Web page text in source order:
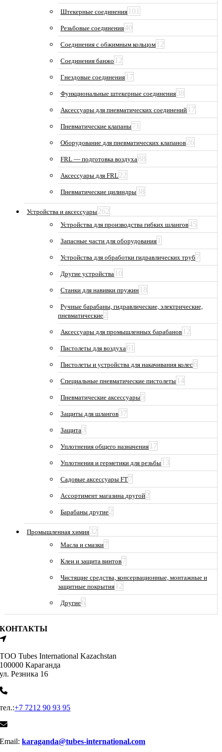
Штекерные соединения 101
Резьбовые соединения40
Соединения с обжимным кольцом 12
Соединения банжо 12
Гнездовые соединения 17
Функциональные штекерные соединения38
Аксессуары для пневматических соединений 17
Пневматические клапаны71
Оборудование для пневматических клапанов26
FRL — подготовка воздуха88
Аксессуары для FRL22
Пневматические цилиндры38
Устройства и аксессуары262
Устройства для производства гибких шлангов45
Запасные части для оборудования 1
Устройства для обработки гидравлических труб 7
Другие устройства 10
Станки для навивки пружин 18
Ручные барабаны, гидравлические, электрические,
пневматические2
Аксессуары для промышленных барабанов 12
Пистолеты для воздуха61
Пистолеты и устройства для накачивания колес6
Специальные пневматические пистолеты 14
Пневматические аксессуары5
Защиты для шлангов37
Защита3
Уплотнения общего назначения 17
Уплотнения и герметики для резьбы 13
Садовые аксессуары FT7
Ассортимент магазина другой2
Барабаны другие2
Промышленная химия32
Масла и смазки7
Клеи и защита винтов7
Чистящие средства, консервационные, монтажные и
защитные покрытия 12
Другие6
КОНТАКТЫ
ТОО Tubes International Kazachstan
100000 Караганда
ул. Резника 16
тел.:+7 7212 90 93 95
Email:karaganda@tubes-international.com